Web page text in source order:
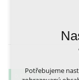
0,13 KČ
Potřebujeme